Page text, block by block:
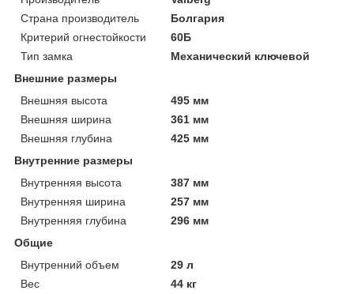
Страна производитель
Болгария
Критерий огнестойкости
60Б
Тип замка
Механический ключевой
Внешние размеры
Внешняя высота
495 мм
Внешняя ширина
361 мм
Внешняя глубина
425 мм
Внутренние размеры
Внутренняя высота
387 мм
Внутренняя ширина
257 мм
Внутренняя глубина
296 мм
Общие
Внутренний объем
29 л
Вес
44 кг